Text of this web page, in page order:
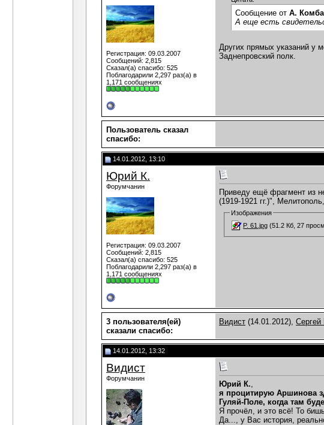
Регистрация: 09.03.2007
Сообщений: 2,815
Сказал(а) спасибо: 525
Поблагодарили 2,297 раз(а) в
1,171 сообщениях
Сообщение от А.
А еще есть
Других прямых указаний у
Заднепровский полк.
Пользователь сказал
cпасибо:
14.01.2012, 13:10
Юрий К.
Форумчанин
Регистрация: 09.03.2007
Сообщений: 2,815
Сказал(а) спасибо: 525
Поблагодарили 2,297 раз(а) в
1,171 сообщениях
Приведу ещё фрагмент из
(1919-1921 гг.)",
Изображения
P. 61.jpg (51.2 Кб, 27
3 пользователя(ей)
сказали cпасибо:
Видист (14.01.2012),
14.01.2012, 13:32
Видист
Форумчанин
Юрий К.,
я процитирую Аршинова
Гуляй-Поле, когда там
Я прочёл, и это всё! То
Да..., у Вас история,